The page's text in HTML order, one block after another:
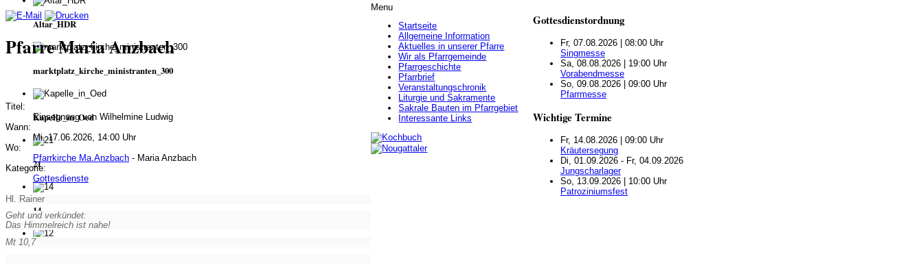
Altar_HDR
marktplatz_kirche_ministranten_300
Kapelle_in_Oed
21
14
Pfarre Maria Anzbach
Titel:
Einsegnung von Wilhelmine Ludwig
Wann:
Mi, 17.06.2026, 14:00 Uhr
Wo:
Pfarrkirche Ma.Anzbach - Maria Anzbach
Kategorie:
Gottesdienste
Hl. Rainer
Geht und verkündet:
Das Himmelreich ist nahe!
Mt 10,7
Menu
Startseite
Allgemeine Information
Aktuelles in unserer Pfarre
Wir als Pfarrgemeinde
Pfarrgeschichte
Pfarrbrief
Veranstaltungschronik
Liturgie und Sakramente
Sakrale Bauten im Pfarrgebiet
Interessante Links
Gottesdienstordnung
Fr, 07.08.2026 | 08:00 Uhr
Singmesse
Sa, 08.08.2026 | 19:00 Uhr
Vorabendmesse
So, 09.08.2026 | 09:00 Uhr
Pfarrmesse
Wichtige Termine
Fr, 14.08.2026 | 09:00 Uhr
Kräutersegung
Di, 01.09.2026 - Fr, 04.09.2026
Jungscharlager
So, 13.09.2026 | 10:00 Uhr
Patroziniumsfest